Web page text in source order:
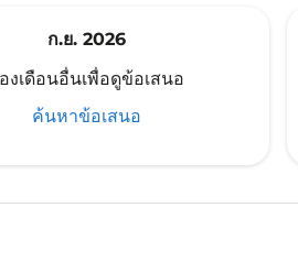
ก.ย. 2026
งเดือนอื่นเพื่อดูข้อเสนอ
ค้นหาข้อเสนอ
TJQ–KMG: cmp-view-
TJQ–KMG: cmp-view-
TJQ–KMG: cmp-
TJQ–KMG: